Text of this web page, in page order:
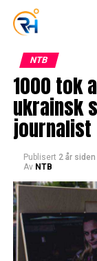
NTB
1000 tok
ukrainsk
journalist
Publisert 2 år siden
Av NTB